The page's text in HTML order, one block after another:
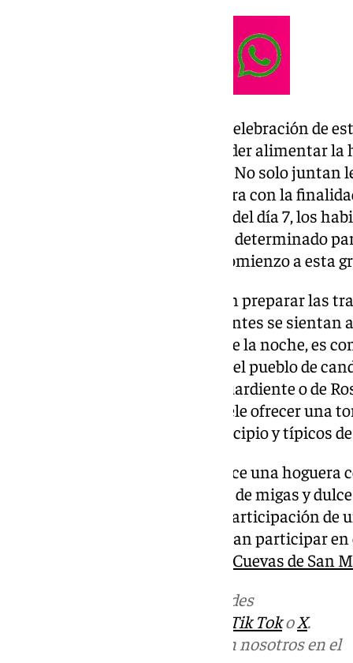
Un poco de tiempo antes de la celebración de
preparando materiales para poder alimentar
se conoce como “acarrear leña”. No solo
servir para quemar en su hoguera con la
noche encendida. Al anochecer del día 7, los
reúnen en el lugar donde hayan determinado
con los preparativos para dar comienzo a esta
Encendida la hoguera, es común preparar las
de esta misma. Todos los asistentes se sientan
resguardarse de frío. A lo largo de la noche, es
hogueras y que van recorriendo el pueblo de
dicta ofrecerles una copa de aguardiente o de
pueblo. Además, también se suele ofrecer una
dulces propios de nuestro municipio y típicos
Desde hace algunos años, se hace una
pueblo donde se ofrece un plato de migas y
festividad que se alegra con la participación de
pensado para que quienes quieran participar
Cuevas de San
en las redes
Tik TokoX.
Puedes ponerte en contacto con nosotros en el